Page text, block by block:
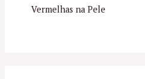
Vermelhas na Pele